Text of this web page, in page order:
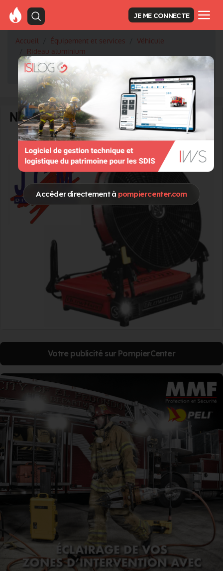
Accéder directement à pompiercenter.com
JE ME CONNECTE
Accueil Équipement et services
Véhicule
Rideau aluminium
RIDEAUX ALUMINIUM POUR VEHICULES INCENDIE ET
INDUSTRIELS
Votre publicité sur PompierCenter